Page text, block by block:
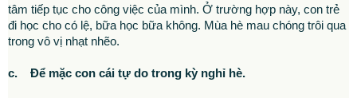
tâm tiếp tục cho công việc của mình. Ở trường hợp này, con trẻ
đi học cho có lệ, bữa học bữa không. Mùa hè mau chóng trôi qua
trong vô vị nhạt nhẽo.
c. Để mặc con cái tự do trong kỳ nghỉ hè.